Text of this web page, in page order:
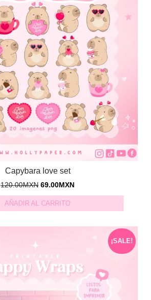
Capybara love set
120.00MXN 69.00MXN
AÑADIR AL CARRITO
¡SALE!